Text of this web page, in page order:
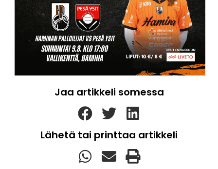
Jaa artikkeli somessa
Lähetä tai printtaa artikkeli